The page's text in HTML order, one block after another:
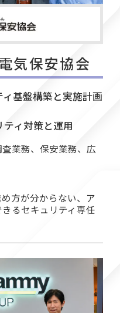
気保安協会
基盤構築と実施計画
ィ対策と運用
業務、保安業務、広
方が分からない、ア
るセキュリティ専任